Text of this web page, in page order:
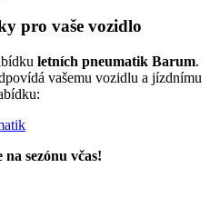
pro vaše vozidlo
letních pneumatik Barum.
vašemu vozidlu a jízdnímu
sezónu včas!